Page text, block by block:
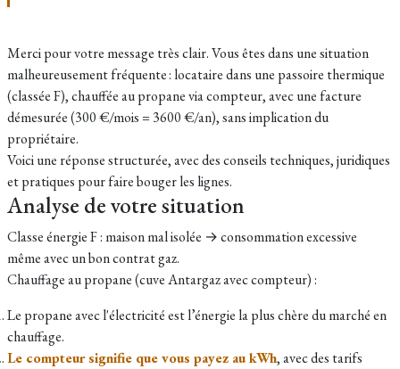
Merci pour votre message très clair. Vous êtes dans une situation
malheureusement fréquente : locataire dans une passoire thermique
(classée F), chauffée au propane via compteur, avec une facture
démesurée (300 €/mois = 3600 €/an), sans implication du
propriétaire.
Voici une réponse structurée, avec des conseils techniques, juridiques
et pratiques pour faire bouger les lignes.
Analyse de votre situation
Classe énergie F : maison mal isolée → consommation excessive
même avec un bon contrat gaz.
Chauffage au propane (cuve Antargaz avec compteur) :
Le propane avec l'électricité est l’énergie la plus chère du marché en
chauffage.
Le compteur signifie que vous payez au kWh, avec des tarifs